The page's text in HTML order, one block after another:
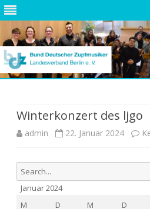
Winterkonzert des ljgo
admin 22. Januar 2024
Search
for:Januar 2024
M
D M D